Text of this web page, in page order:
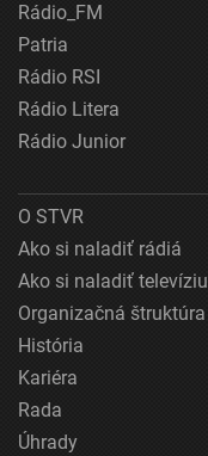
Rádio_FM
Patria
Rádio RSI
Rádio Litera
Rádio Junior
O STVR
Ako si naladiť rádiá
Ako si naladiť televíziu
Organizačná štruktúra
História
Kariéra
Rada
Úhrady